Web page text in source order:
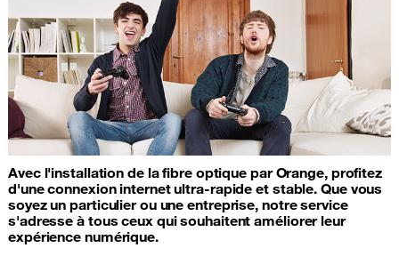
Avec l'installation de la fibre optique par Orange, profitez
d'une connexion internet ultra-rapide et stable. Que vous
soyez un particulier ou une entreprise, notre service
s'adresse à tous ceux qui souhaitent améliorer leur
expérience numérique.